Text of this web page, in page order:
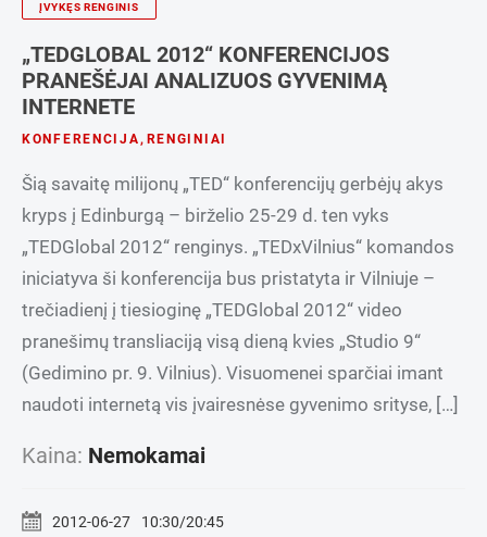
ĮVYKĘS RENGINIS
„TEDGLOBAL 2012“ KONFERENCIJOS
PRANEŠĖJAI ANALIZUOS GYVENIMĄ
INTERNETE
KONFERENCIJA, RENGINIAI
Šią savaitę milijonų „TED“ konferencijų gerbėjų akys
kryps į Edinburgą – birželio 25-29 d. ten vyks
„TEDGlobal 2012“ renginys. „TEDxVilnius“ komandos
iniciatyva ši konferencija bus pristatyta ir Vilniuje –
trečiadienį į tiesioginę „TEDGlobal 2012“ video
pranešimų transliaciją visą dieną kvies „Studio 9“
(Gedimino pr. 9. Vilnius). Visuomenei sparčiai imant
naudoti internetą vis įvairesnėse gyvenimo srityse, […]
Kaina: Nemokamai
2012-06-27
10:30/20:45